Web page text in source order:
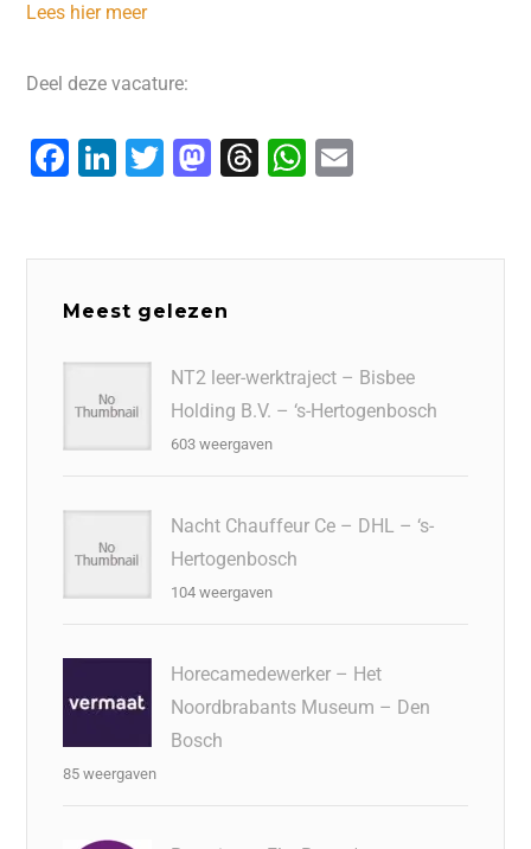
Lees hier meer
Deel deze vacature:
F
e
b
k
Li
e
dI
T
er
M
o
d
n
T
a
W
s
p
l
Meest gelezen
NT2 leer-werktraject – Bisbee
Holding B.V. – ‘s-Hertogenbosch
603 weergaven
Nacht Chauffeur Ce – DHL – ‘s-
Hertogenbosch
104 weergaven
Horecamedewerker – Het
Noordbrabants Museum – Den
Bosch
85 weergaven